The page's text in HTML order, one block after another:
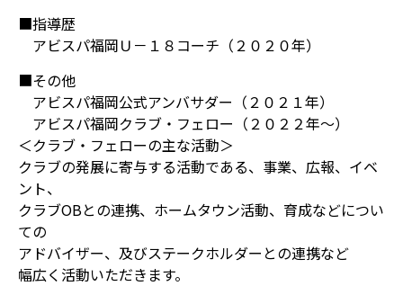
■指導歴
アビスパ福岡Ｕ－１８コーチ（２０２０年）
■その他
アビスパ福岡公式アンバサダー（２０２１年）
アビスパ福岡クラブ・フェロー（２０２２年～）
＜クラブ・フェローの主な活動＞
クラブの発展に寄与する活動である、事業、広報、イベ
ント、
クラブOBとの連携、ホームタウン活動、育成などについ
ての
アドバイザー、及びステークホルダーとの連携など
幅広く活動いただきます。